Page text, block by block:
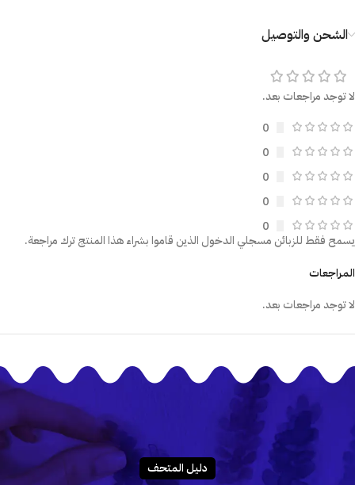
الشحن والتوصيل
لا توجد مراجعات بعد.
0
0
0
0
0
المراجعات
لا توجد مراجعات بعد.
يسمح فقط للزبائن مسجلي الدخول الذين قاموا بشراء هذا المنتج ترك مراجعة.
دليـل المتحـف